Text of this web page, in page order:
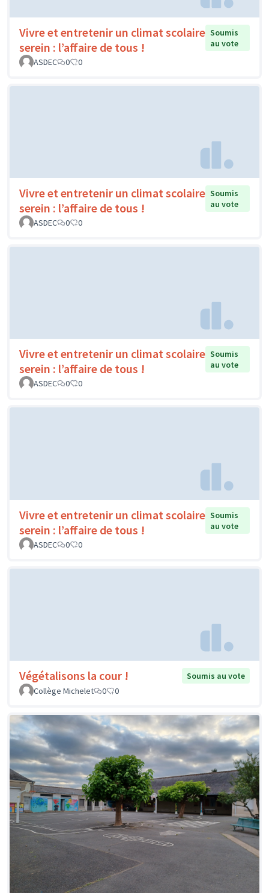
Vivre et entretenir un climat scolaire
serein : l’affaire de tous !
Soumis
au vote
ASDEC
0 0
Vivre et entretenir un climat scolaire
serein : l’affaire de tous !
Soumis
au vote
ASDEC
0 0
Vivre et entretenir un climat scolaire
serein : l’affaire de tous !
Soumis
au vote
ASDEC
0 0
Vivre et entretenir un climat scolaire
serein : l’affaire de tous !
Soumis
au vote
ASDEC
0 0
Végétalisons la cour !
Soumis au vote
Collège Michelet
0 0